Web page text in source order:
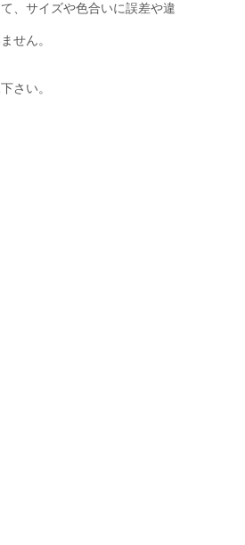
、サイズや色合いに誤差や違
せん。
さい。